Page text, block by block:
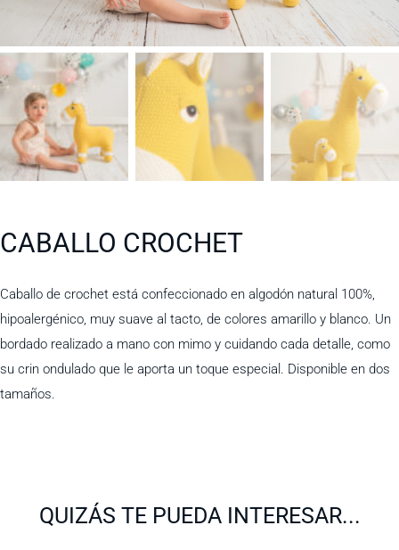
CABALLO CROCHET
Caballo de crochet está confeccionado en algodón natural 100%,
hipoalergénico, muy suave al tacto, de colores amarillo y blanco. Un
bordado realizado a mano con mimo y cuidando cada detalle, como
su crin ondulado que le aporta un toque especial. Disponible en dos
tamaños.
QUIZÁS TE PUEDA INTERESAR...